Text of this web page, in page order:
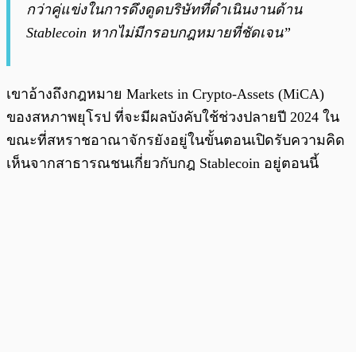
กว่าคู่แข่งในการดึงดูดบริษัทที่ดำเนินงานด้าน
Stablecoin หากไม่มีกรอบกฎหมายที่ชัดเจน”
เขาอ้างถึงกฎหมาย Markets in Crypto-Assets (MiCA)
ของสหภาพยุโรป ที่จะมีผลบังคับใช้ช่วงปลายปี 2024 ใน
ขณะที่สหราชอาณาจักรยังอยู่ในขั้นตอนเปิดรับความคิด
เห็นจากสาธารณชนเกี่ยวกับกฎ Stablecoin อยู่ตอนนี้